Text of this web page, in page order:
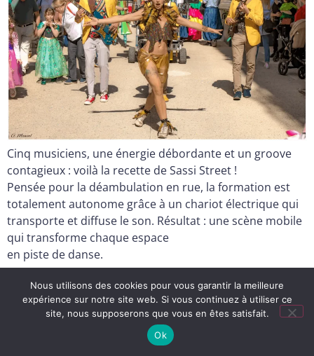
Cinq musiciens, une énergie débordante et un groove
contagieux : voilà la recette de Sassi Street !
Pensée pour la déambulation en rue, la formation est
totalement autonome grâce à un chariot électrique qui
transporte et diffuse le son. Résultat : une scène mobile
qui transforme chaque espace
en piste de danse.
Nous utilisons des cookies pour vous garantir la meilleure
expérience sur notre site web. Si vous continuez à utiliser ce
site, nous supposerons que vous en êtes satisfait.
Ok